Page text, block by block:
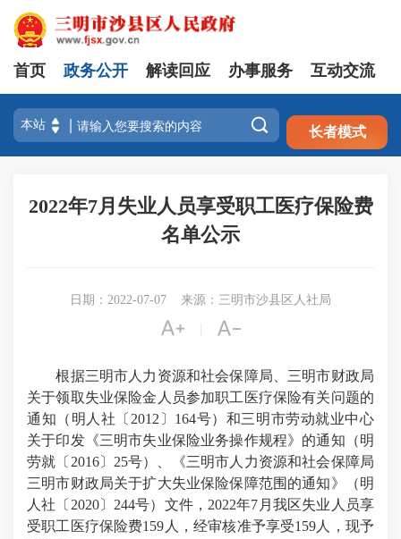
注册 登录
首页 政务公开 解读回应 办事服务 互动交流
 长者模式
2022年7月失业人员享受职工医疗保险费
名单公示
日期：2022-07-07 来源：三明市沙县区人社局
 
根据三明市人力资源和社会保障局、三明市财政局
关于领取失业保险金人员参加职工医疗保险有关问题的
通知（明人社〔2012〕164号）和三明市劳动就业中心
关于印发《三明市失业保险业务操作规程》的通知（明
劳就〔2016〕25号）、《三明市人力资源和社会保障局
三明市财政局关于扩大失业保险保障范围的通知》（明
人社〔2020〕244号）文件，2022年7月我区失业人员享
受职工医疗保险费159人，经审核准予享受159人，现予